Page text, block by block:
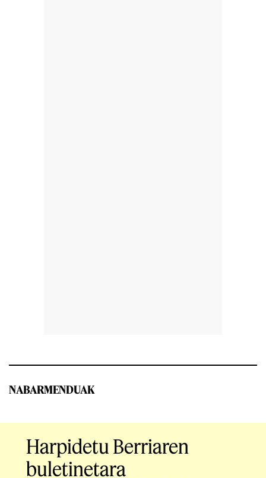
NABARMENDUAK
Harpidetu Berriaren
buletinetara